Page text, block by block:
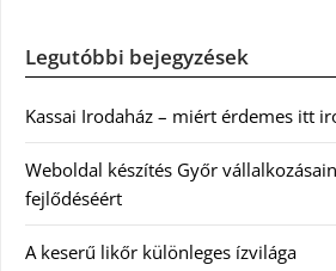
Legutóbbi bejegyzések
Kassai Irodaház – miért érdemes itt
Weboldal készítés Győr
fejlődéséért
A keserű likőr különleges ízvilága